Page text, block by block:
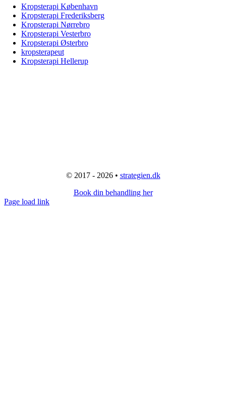
Kropsterapi København
Kropsterapi Frederiksberg
Kropsterapi Nørrebro
Kropsterapi Vesterbro
Kropsterapi Østerbro
kropsterapeut
Kropsterapi Hellerup
© 2017 - 2026 • strategien.dk
Book din behandling her
Page load link